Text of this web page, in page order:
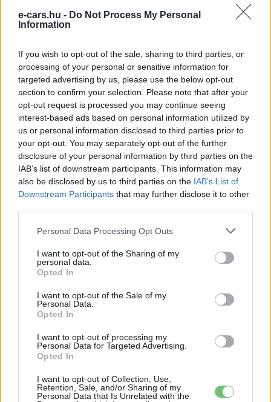
e-cars.hu - Do Not Process My Personal
Information
If you wish to opt-out of the sale, sharing to third parties, or
processing of your personal or sensitive information for
targeted advertising by us, please use the below opt-out
section to confirm your selection. Please note that after your
opt-out request is processed you may continue seeing
interest-based ads based on personal information utilized by
us or personal information disclosed to third parties prior to
your opt-out. You may separately opt-out of the further
disclosure of your personal information by third parties on the
IAB’s list of downstream participants. This information may
also be disclosed by us to third parties on the IAB’s List of
Downstream Participants that may further disclose it to other
Personal Data Processing Opt Outs
I want to opt-out of the Sharing of my
personal data.
Opted In
I want to opt-out of the Sale of my
Personal Data.
Opted In
I want to opt-out of processing my
Personal Data for Targeted Advertising.
Opted In
I want to opt-out of Collection, Use,
Retention, Sale, and/or Sharing of my
Personal Data that Is Unrelated with the
autó
jövőjét